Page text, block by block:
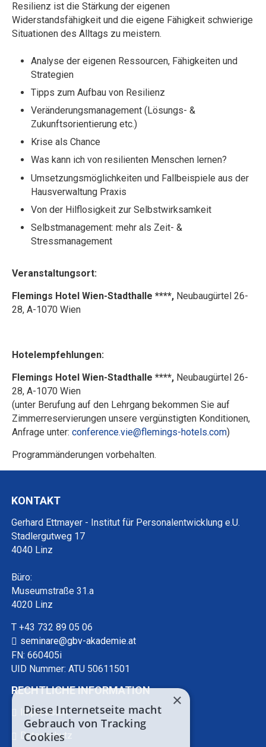
Resilienz ist die Stärkung der eigenen
Widerstandsfähigkeit und die eigene Fähigkeit schwierige
Situationen des Alltags zu meistern.
Analyse der eigenen Ressourcen, Fähigkeiten und
Strategien
Tipps zum Aufbau von Resilienz
Veränderungsmanagement (Lösungs- &
Zukunftsorientierung etc.)
Krise als Chance
Was kann ich von resilienten Menschen lernen?
Umsetzungsmöglichkeiten und Fallbeispiele aus der
Hausverwaltung Praxis
Von der Hilflosigkeit zur Selbstwirksamkeit
Selbstmanagement: mehr als Zeit- &
Stressmanagement
Veranstaltungsort:
Flemings Hotel Wien-Stadthalle ****, Neubaugürtel 26-
28, A-1070 Wien
Hotelempfehlungen:
Flemings Hotel Wien-Stadthalle ****, Neubaugürtel 26-
28, A-1070 Wien
(unter Berufung auf den Lehrgang bekommen Sie auf
Zimmerreservierungen unsere vergünstigten Konditionen,
Anfrage unter: conference.vie@flemings-hotels.com)
Programmänderungen vorbehalten.
KONTAKT
Gerhard Ettmayer - Institut für Personalentwicklung e.U.
Stadlergutweg 17
4040 Linz
Büro:
Museumstraße 31.a
4020 Linz
T +43 732 89 05 06
seminare@gbv-akademie.at
FN: 660405i
UID Nummer: ATU 50611501
RECHTLICHE INFORMATION
Impressum
Datenschutz
×
Diese Internetseite macht
Gebrauch von Tracking
Cookies